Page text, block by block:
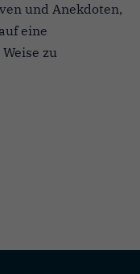
und Anekdoten,
eine
zu